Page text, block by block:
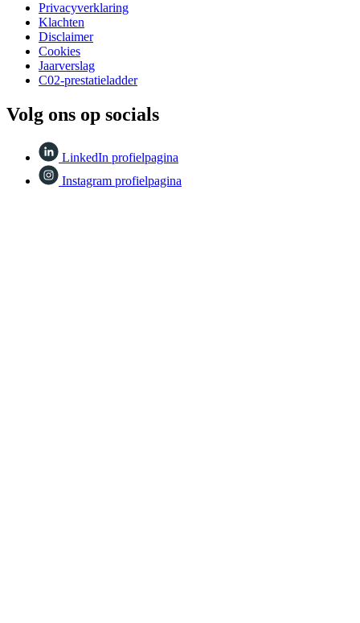
Privacyverklaring
Klachten
Disclaimer
Cookies
Jaarverslag
C02-prestatieladder
Volg ons op socials
LinkedIn profielpagina
Instagram profielpagina